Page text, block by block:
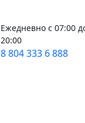
Ежедневно с 07:00
20:00
8 804 333 6 888